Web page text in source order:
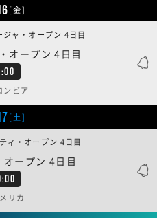
[金]
オープン 4日目
ャ・オープン 4日目
ンビア
[土]
ープン 4日目
・オープン 4日目
リカ